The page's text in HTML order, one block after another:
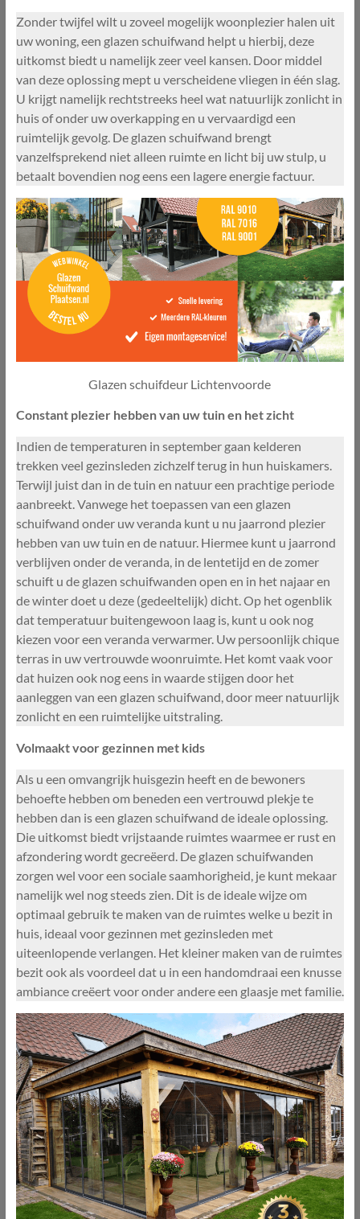
Zonder twijfel wilt u zoveel mogelijk woonplezier halen uit
uw woning, een glazen schuifwand helpt u hierbij, deze
uitkomst biedt u namelijk zeer veel kansen. Door middel
van deze oplossing mept u verscheidene vliegen in één slag.
U krijgt namelijk rechtstreeks heel wat natuurlijk zonlicht in
huis of onder uw overkapping en u vervaardigd een
ruimtelijk gevolg. De glazen schuifwand brengt
vanzelfsprekend niet alleen ruimte en licht bij uw stulp, u
betaalt bovendien nog eens een lagere energie factuur.
Glazen schuifdeur Lichtenvoorde
Constant plezier hebben van uw tuin en het zicht
Indien de temperaturen in september gaan kelderen
trekken veel gezinsleden zichzelf terug in hun huiskamers.
Terwijl juist dan in de tuin en natuur een prachtige periode
aanbreekt. Vanwege het toepassen van een glazen
schuifwand onder uw veranda kunt u nu jaarrond plezier
hebben van uw tuin en de natuur. Hiermee kunt u jaarrond
verblijven onder de veranda, in de lentetijd en de zomer
schuift u de glazen schuifwanden open en in het najaar en
de winter doet u deze (gedeeltelijk) dicht. Op het ogenblik
dat temperatuur buitengewoon laag is, kunt u ook nog
kiezen voor een veranda verwarmer. Uw persoonlijk chique
terras in uw vertrouwde woonruimte. Het komt vaak voor
dat huizen ook nog eens in waarde stijgen door het
aanleggen van een glazen schuifwand, door meer natuurlijk
zonlicht en een ruimtelijke uitstraling.
Volmaakt voor gezinnen met kids
Als u een omvangrijk huisgezin heeft en de bewoners
behoefte hebben om beneden een vertrouwd plekje te
hebben dan is een glazen schuifwand de ideale oplossing.
Die uitkomst biedt vrijstaande ruimtes waarmee er rust en
afzondering wordt gecreëerd. De glazen schuifwanden
zorgen wel voor een sociale saamhorigheid, je kunt mekaar
namelijk wel nog steeds zien. Dit is de ideale wijze om
optimaal gebruik te maken van de ruimtes welke u bezit in
huis, ideaal voor gezinnen met gezinsleden met
uiteenlopende verlangen. Het kleiner maken van de ruimtes
bezit ook als voordeel dat u in een handomdraai een knusse
ambiance creëert voor onder andere een glaasje met familie.